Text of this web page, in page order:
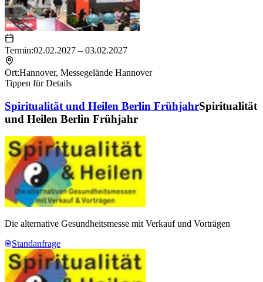
Termin:02.02.2027 – 03.02.2027
Ort:Hannover, Messegelände Hannover
Tippen für Details
Spiritualität und Heilen Berlin FrühjahrSpiritualität
und Heilen Berlin Frühjahr
Die alternative Gesundheitsmesse mit Verkauf und Vorträgen
Standanfrage